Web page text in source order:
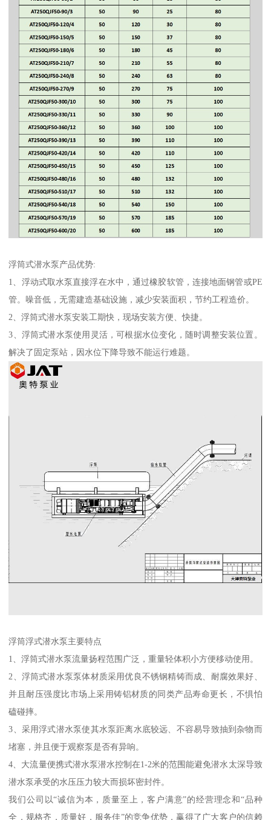
浮筒式潜水泵产品优势:
1、浮动式取水泵直接浮在水中，通过橡胶软管，连接地面钢管或PE
管。噪音低，无需建造基础设施，减少安装面积，节约工程造价。
2、浮筒式潜水泵安装工期快，现场安装方便、快捷。
3、浮筒式潜水泵使用灵活，可根据水位变化，随时调整安装位置。
解决了固定泵站，因水位下降导致不能运行难题。
浮筒浮式潜水泵主要特点
1、浮筒式潜水泵流量扬程范围广泛，重量轻体积小方便移动使用。
2、浮筒式潜水泵泵体材质采用优良不锈钢精铸而成、耐腐效果好、
并且耐压强度比市场上采用铸铝材质的同类产品寿命更长，不惧怕
磕碰摔。
3、采用浮式潜水泵使其水泵距离水底较远、不容易导致抽到杂物而
堵塞，并且便于观察泵是否有异响。
4、大流量便携式潜水泵潜水控制在1-2米的范围能避免潜水太深导致
潜水泵承受的水压压力较大而损坏密封件。
我们公司以“诚信为本，质量至上，客户满意”的经营理念和“品种
全，规格齐，质量好，服务佳”的竞争优势，赢得了广大客户的信赖